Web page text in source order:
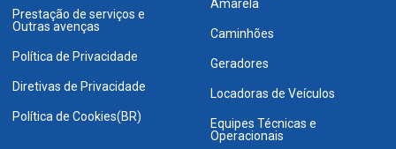
Prestação de serviços e
Outras avenças
Política de Privacidade
Diretivas de Privacidade
Política de Cookies(BR)
Amarela
Caminhões
Geradores
Locadoras de Veículos
Equipes Técnicas e
Operacionais